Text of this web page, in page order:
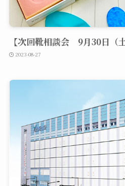
【次回靴相談会 9月30日（
2023-08-27